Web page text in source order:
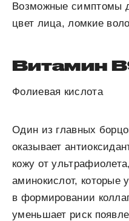
Возможные симптомы
цвет лица, ломкие
Витамин В
Фолиевая кислота
Один из главных
оказывает
кожу от
аминокислот, которые
в формировании
уменьшает риск